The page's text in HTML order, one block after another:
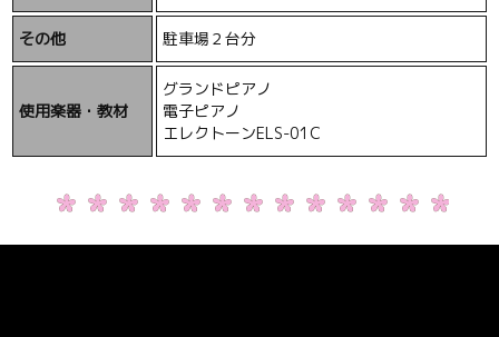
その他 駐車場２台分
使用楽器・教材
グランドピアノ
電子ピアノ
エレクトーンELS-01C